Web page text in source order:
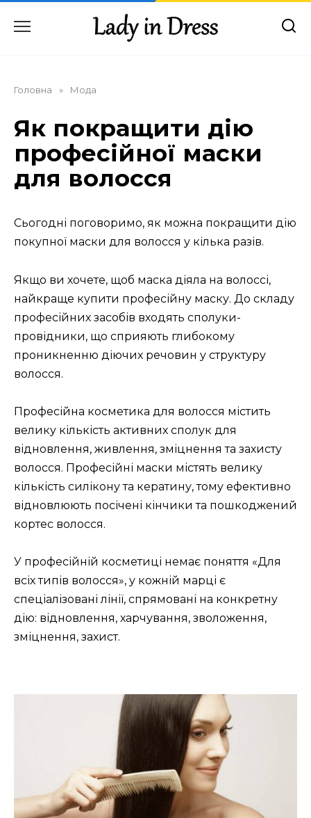
до
Головна » Мода
Як покращити дію
професійної маски
для волосся
Сьогодні поговоримо, як можна покращити дію
покупної маски для волосся у кілька разів.
Якщо ви хочете, щоб маска діяла на волоссі,
найкраще купити професійну маску. До складу
професійних засобів входять сполуки-
провідники, що сприяють глибокому
проникненню діючих речовин у структуру
волосся.
Професійна косметика для волосся містить
велику кількість активних сполук для
відновлення, живлення, зміцнення та захисту
волосся. Професійні маски містять велику
кількість силікону та кератину, тому ефективно
відновлюють посічені кінчики та пошкоджений
кортес волосся.
У професійній косметиці немає поняття «Для
всіх типів волосся», у кожній марці є
спеціалізовані лінії, спрямовані на конкретну
дію: відновлення, харчування, зволоження,
зміцнення, захист.